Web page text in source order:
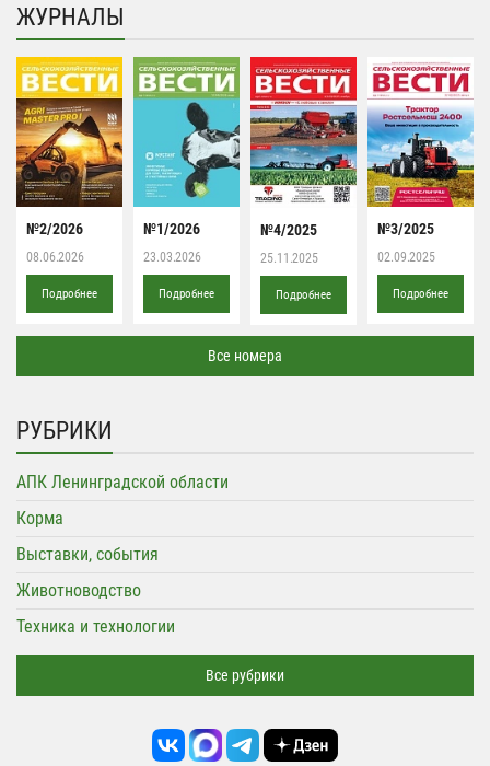
ЖУРНАЛЫ
№2/2026
08.06.2026
Подробнее
№1/2026
23.03.2026
Подробнее
№4/2025
25.11.2025
Подробнее
№3/2025
02.09.2025
Подробнее
Все номера
РУБРИКИ
АПК Ленинградской области
Корма
Выставки, события
Животноводство
Техника и технологии
Все рубрики